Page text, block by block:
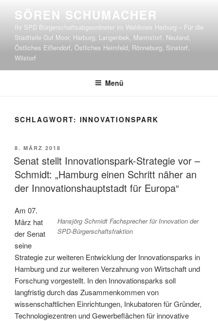
Inhalt
springen
SÖREN SCHUMACHER
Ihr SPD Bürgerschaftsabgeordneter im Wahlkreis Harburg – Für die
Stadtteile Gut Moor, Harburg, Langenbek, Marmstorf, Neuland,
Östliches Eißendorf, Östliches Heimfeld, Rönneburg, Sinstorf,
Wilstorf
Menü
SCHLAGWORT: INNOVATIONSPARK
VERÖFFENTLICHT
AM
8. MÄRZ 2018
Senat stellt Innovationspark-Strategie vor –
Schmidt: „Hamburg einen Schritt näher an
der Innovationshauptstadt für Europa“
Hansjörg Schmidt Fachsprecher für Innovation der
SPD-Bürgerschaftsfraktion
Am 07.
März hat
der Senat
seine
Strategie zur weiteren Entwicklung der Innovationsparks in
Hamburg und zur weiteren Verzahnung von Wirtschaft und
Forschung vorgestellt. In den Innovationsparks soll
langfristig durch das Zusammenkommen von
wissenschaftlichen Einrichtungen, Inkubatoren für Gründer,
Technologiezentren und Gewerbeflächen für innovative